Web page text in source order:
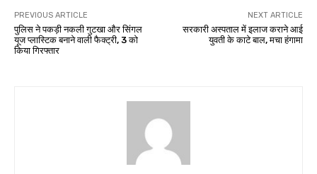
PREVIOUS ARTICLE
पुलिस ने पकड़ी नकली गुटखा और सिंगल
यूज प्लास्टिक बनाने वाली फैक्ट्री, 3 को
किया गिरफ्तार
NEXT ARTICLE
सरकारी अस्पताल में इलाज कराने आई
युवती के काटे बाल, मचा हंगामा